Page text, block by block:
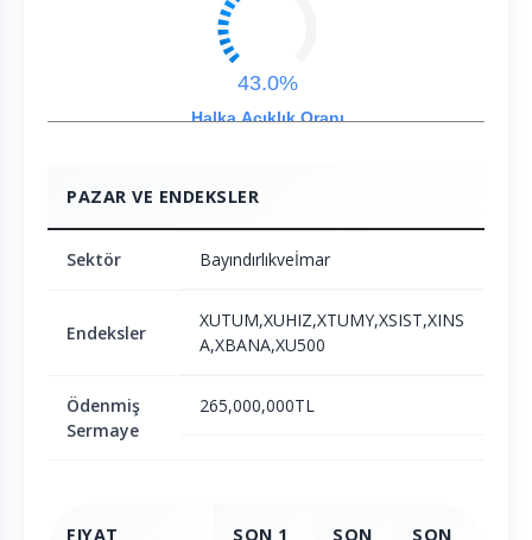
Halka Açıklık Oranı
43.0%
PAZAR VE ENDEKSLER
Sektör Bayındırlıkveİmar
Endeksler
XUTUM,XUHIZ,XTUMY,XSIST,XINS
A,XBANA,XU500
Ödenmiş
Sermaye
265,000,000TL
FIYAT SON 1 SON SON